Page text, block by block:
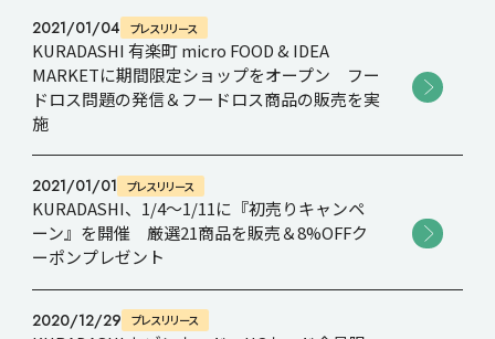
2021/01/04 プレスリリース
KURADASHI 有楽町 micro FOOD & IDEA
MARKETに期間限定ショップをオープン フー
ドロス問題の発信＆フードロス商品の販売を実
施
2021/01/01 プレスリリース
KURADASHI、1/4～1/11に『初売りキャンペ
ーン』を開催 厳選21商品を販売＆8%OFFク
ーポンプレゼント
2020/12/29 プレスリリース